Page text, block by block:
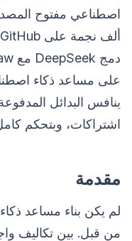
على مساعد ذكاء
اشتراكات، وبتحكم
مقدمة
لم يكن بناء مساعد